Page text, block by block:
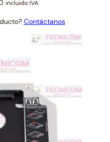
Current
is:
incluido IVA
Contáctanos